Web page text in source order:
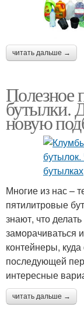
читать дальше →
Полезное
бутылки.
новую
Многие из нас –
пятилитровые
знают, что
заморачиваться
контейнеры,
последующей
интересные
читать дальше →